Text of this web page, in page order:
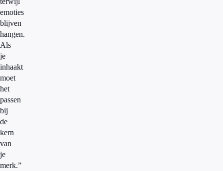
emoties
blijven
hangen.
Als
je
inhaakt
moet
het
passen
bij
de
kern
van
je
merk.”